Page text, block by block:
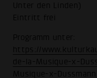
Unter den Linden)
Eintritt frei
Programm unter:
https://
de-la-Musique-x-
Musique-x-Dussmann